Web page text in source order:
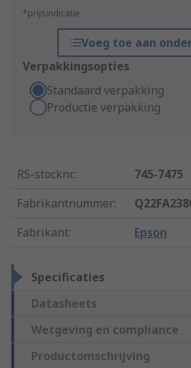
*prijsindicatie
Voeg toe aan
Verpakkingsopties
Standaard verpakking
Productie verpakking
RS-stocknr.:
745-7475
Fabrikantnummer:
Fabrikant: Epson
Specificaties
Datasheets
Wetgeving en compliance
Productomschrijving